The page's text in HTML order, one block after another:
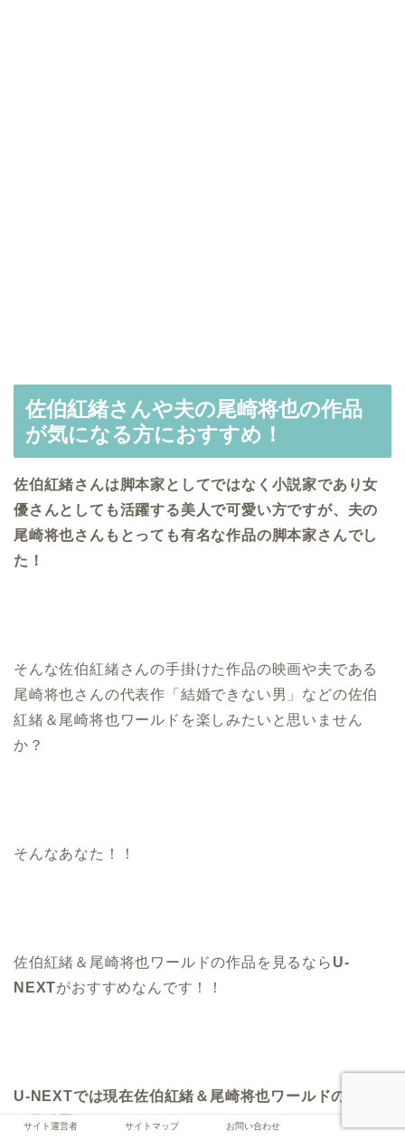
佐伯紅緒さんや夫の尾崎将也の作品
が気になる方におすすめ！
佐伯紅緒さんは脚本家としてではなく小説家であり女
優さんとしても活躍する美人で可愛い方ですが、夫の
尾崎将也さんもとっても有名な作品の脚本家さんでし
た！
そんな佐伯紅緒さんの手掛けた作品の映画や夫である
尾崎将也さんの代表作「結婚できない男」などの佐伯
紅緒＆尾崎将也ワールドを楽しみたいと思いません
か？
そんなあなた！！
佐伯紅緒＆尾崎将也ワールドの作品を見るなら U-
NEXTがおすすめなんです！！
U-NEXTでは現在佐伯紅緒＆尾崎将也ワールドの作品
が見放題ですよ！
サイト運営者 サイトマップ お問い合わせ